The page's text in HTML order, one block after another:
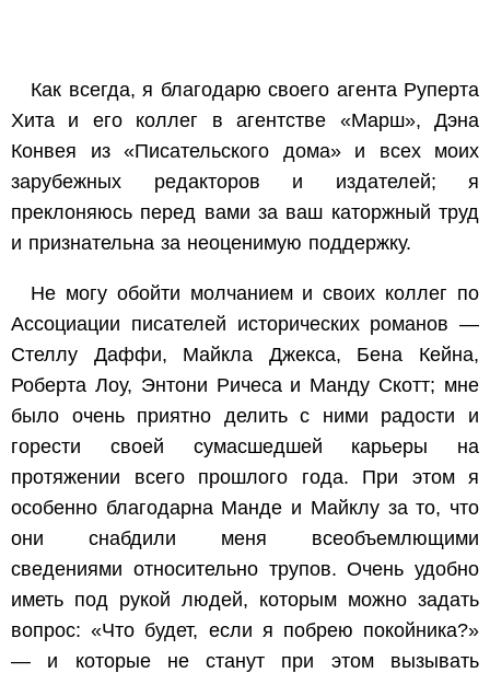
Как всегда, я благодарю своего агента Руперта
Хита и его коллег в агентстве «Марш», Дэна
Конвея из «Писательского дома» и всех моих
зарубежных редакторов и издателей; я
преклоняюсь перед вами за ваш каторжный труд
и признательна за неоценимую поддержку.
Не могу обойти молчанием и своих коллег по
Ассоциации писателей исторических романов —
Стеллу Даффи, Майкла Джекса, Бена Кейна,
Роберта Лоу, Энтони Ричеса и Манду Скотт; мне
было очень приятно делить с ними радости и
горести своей сумасшедшей карьеры на
протяжении всего прошлого года. При этом я
особенно благодарна Манде и Майклу за то, что
они снабдили меня всеобъемлющими
сведениями относительно трупов. Очень удобно
иметь под рукой людей, которым можно задать
вопрос: «Что будет, если я побрею покойника?»
— и которые не станут при этом вызывать